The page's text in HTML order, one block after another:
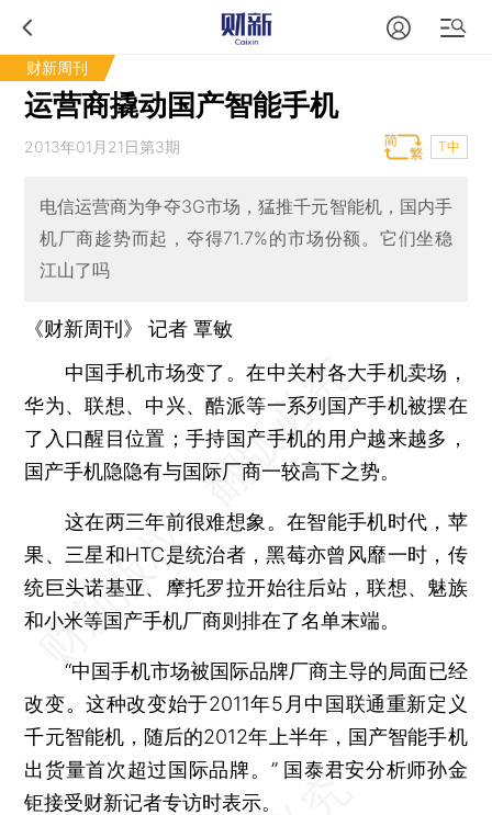
财新周刊
运营商撬动国产智能手机
2013年01月21日第3期 T中
电信运营商为争夺3G市场，猛推千元智能机，国内手
机厂商趁势而起，夺得71.7%的市场份额。它们坐稳
江山了吗
《财新周刊》 记者覃敏
中国手机市场变了。在中关村各大手机卖场，
华为、联想、中兴、酷派等一系列国产手机被摆在
了入口醒目位置；手持国产手机的用户越来越多，
国产手机隐隐有与国际厂商一较高下之势。
这在两三年前很难想象。在智能手机时代，苹
果、三星和HTC是统治者，黑莓亦曾风靡一时，传
统巨头诺基亚、摩托罗拉开始往后站，联想、魅族
和小米等国产手机厂商则排在了名单末端。
“中国手机市场被国际品牌厂商主导的局面已经
改变。这种改变始于2011年5月中国联通重新定义
千元智能机，随后的2012年上半年，国产智能手机
出货量首次超过国际品牌。” 国泰君安分析师孙金
钜接受财新记者专访时表示。